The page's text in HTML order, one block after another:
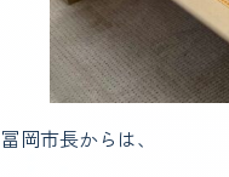
冨岡市長からは、